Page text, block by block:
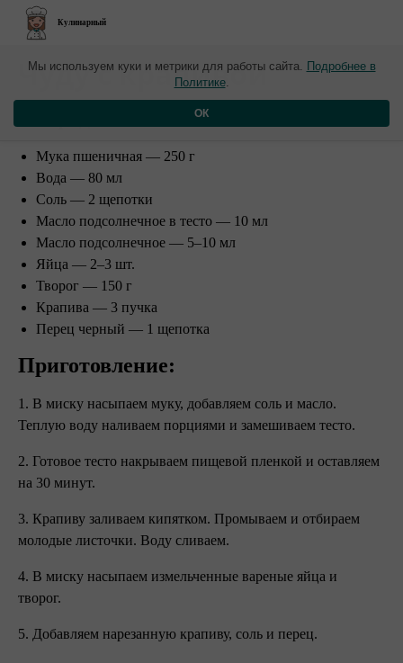
Кулинарный
Чуду с крапивой
Мука пшеничная — 250 г
Вода — 80 мл
Соль — 2 щепотки
Масло подсолнечное в тесто — 10 мл
Масло подсолнечное — 5–10 мл
Яйца — 2–3 шт.
Творог — 150 г
Крапива — 3 пучка
Перец черный — 1 щепотка
Приготовление:
1. В миску насыпаем муку, добавляем соль и масло.
Теплую воду наливаем порциями и замешиваем тесто.
2. Готовое тесто накрываем пищевой пленкой и оставляем
на 30 минут.
3. Крапиву заливаем кипятком. Промываем и отбираем
молодые листочки. Воду сливаем.
4. В миску насыпаем измельченные вареные яйца и
творог.
5. Добавляем нарезанную крапиву, соль и перец.
Мы используем куки и метрики для работы сайта. Подробнее в
Политике.
ОК